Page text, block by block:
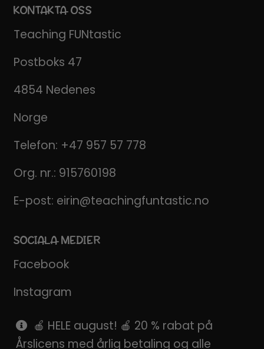
KONTAKTA OSS
Teaching FUNtastic
Postboks 47
4854 Nedenes
Norge
Telefon: +47 957 57 778
Org. nr.: 915760198
E-post: eirin@teachingfuntastic.no
SOCIALA MEDIER
Facebook
Instagram
Pinterest
🍎 HELE august! 🍎 20 % rabat på
Årslicens med årlig betaling og alle